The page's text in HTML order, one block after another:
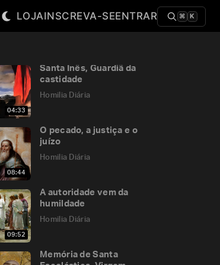
LOJAINSCREVA-SEENTRAR ⌘ K
04:33
Santa Inês, Guardiã da
castidade
Homilia Diária
08:44
O pecado, a justiça e o
juízo
Homilia Diária
09:52
A autoridade vem da
humildade
Homilia Diária
Memória de Santa